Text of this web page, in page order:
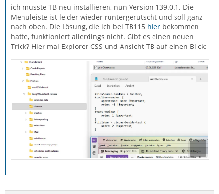
ich musste TB neu installieren, nun Version 139.0.1. Die
Menüleiste ist leider wieder runtergerutscht und soll ganz
nach oben. Die Lösung, die ich bei TB115 hier bekommen
hatte, funktioniert allerdings nicht. Gibt es einen neuen
Trick? Hier mal Explorer CSS und Ansicht TB auf einen Blick: